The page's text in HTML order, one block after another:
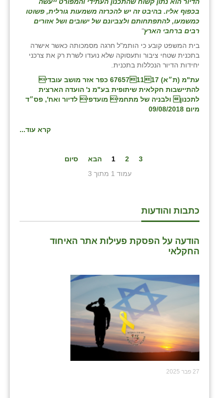
בכפוף אליו. בהיבט זה יש להכרזה משמעות גורלית, פשוטו
כמשמעו, להתפתחותם ולצביונם של ישובים ושל אזורים
רבים ברחבי הארץ"
בית המשפט קובע כי הותמ"ל חרגה מסמכותה כאשר אישרה
בתכנית שטחי ציבור ותעסוקה שלא נועדו לשרת רק את צרכני
יחידות הדיור הנכללות בתכנית
עת"מ (ת״א) 676571117 כפר אזר מושב עובדי
להתיישבות חקלאית שיתופית בע"מ נ' הועדה הארצית
לתכנון ולבניה של מתחמי מועדפי לדיור ואח', פס״ד
מיום 09/08/2018
קרא עוד...
1 2 3 הבא
סיום
עמוד 1 מתוך 3
כתבות והודעות
הודעה על הפסקת פעילות אתר האיחוד
החקלאי
27 פבר 2025